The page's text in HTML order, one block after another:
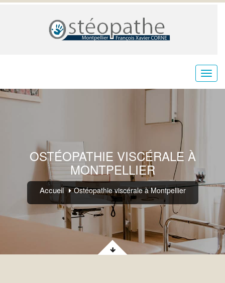
OSTÉOPATHIE VISCÉRALE À
MONTPELLIER
Accueil Ostéopathie viscérale à Montpellier